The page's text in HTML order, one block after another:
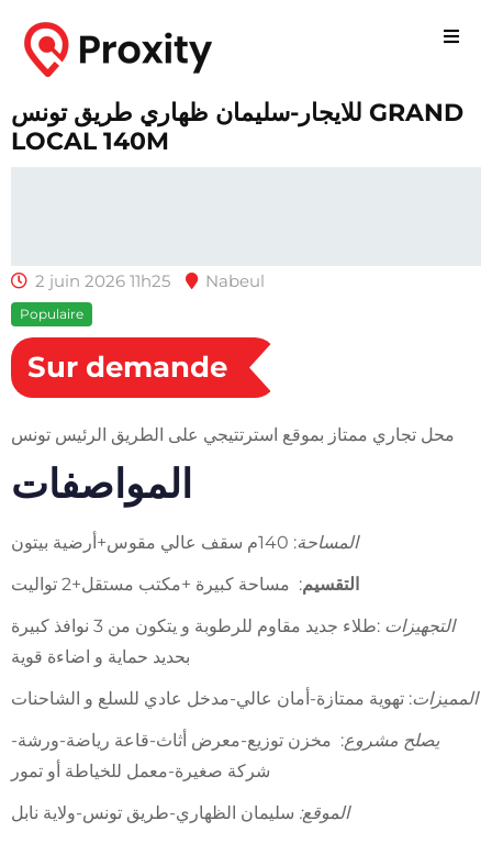
للايجار-سليمان ظهاري طريق تونس GRAND
LOCAL 140M
2 juin 2026 11h25 Nabeul
Populaire
Sur demande
محل تجاري ممتاز بموقع استرتتيجي على الطريق الرئيس تونس
المواصفات
المساحة: 140م سقف عالي مقوس+أرضية بيتون
التقسيم: مساحة كبيرة +مكتب مستقل+2 تواليت
التجهيزات
:طلاء جديد مقاوم للرطوبة و يتكون من 3 نوافذ كبيرة
بحديد حماية و اضاءة قوية
المميزات: تهوية ممتازة-أمان عالي-مدخل عادي للسلع و الشاحنات
يصلح مشروع: مخزن توزيع-معرض أثاث-قاعة رياضة-ورشة-
شركة صغيرة-معمل للخياطة أو تمور
الموقع: سليمان الظهاري-طريق تونس-ولاية نابل